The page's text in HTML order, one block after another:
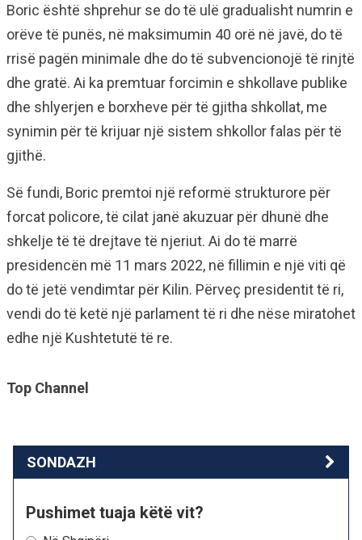
Boric është shprehur se do të ulë gradualisht numrin e
orëve të punës, në maksimumin 40 orë në javë, do të
rrisë pagën minimale dhe do të subvencionojë të rinjtë
dhe gratë. Ai ka premtuar forcimin e shkollave publike
dhe shlyerjen e borxheve për të gjitha shkollat, me
synimin për të krijuar një sistem shkollor falas për të
gjithë.
Së fundi, Boric premtoi një reformë strukturore për
forcat policore, të cilat janë akuzuar për dhunë dhe
shkelje të të drejtave të njeriut. Ai do të marrë
presidencën më 11 mars 2022, në fillimin e një viti që
do të jetë vendimtar për Kilin. Përveç presidentit të ri,
vendi do të ketë një parlament të ri dhe nëse miratohet
edhe një Kushtetutë të re.
Top Channel
SONDAZH
Pushimet tuaja këtë vit?